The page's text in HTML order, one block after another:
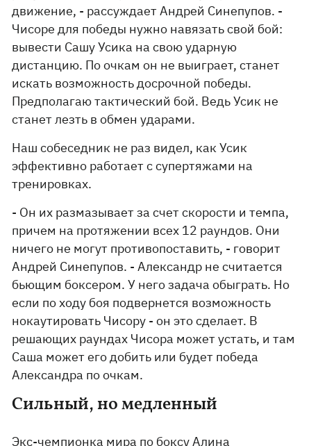
движение, - рассуждает Андрей Синепупов. -
Чисоре для победы нужно навязать свой бой:
вывести Сашу Усика на свою ударную
дистанцию. По очкам он не выиграет, станет
искать возможность досрочной победы.
Предполагаю тактический бой. Ведь Усик не
станет лезть в обмен ударами.
Наш собеседник не раз видел, как Усик
эффективно работает с супертяжами на
тренировках.
- Он их размазывает за счет скорости и темпа,
причем на протяжении всех 12 раундов. Они
ничего не могут противопоставить, - говорит
Андрей Синепупов. - Александр не считается
бьющим боксером. У него задача обыграть. Но
если по ходу боя подвернется возможность
нокаутировать Чисору - он это сделает. В
решающих раундах Чисора может устать, и там
Саша может его добить или будет победа
Александра по очкам.
Сильный, но медленный
Экс-чемпионка мира по боксу Алина